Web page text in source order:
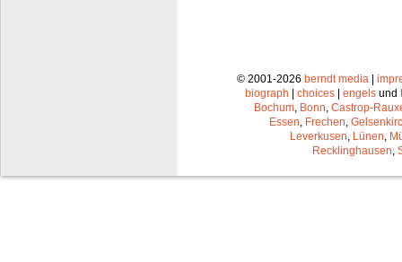
© 2001-2026 berndt media |
biograph | choices | engels und
Bochum Bonn Castrop-
Essen Frechen
Leverkusen Lünen
Recklinghausen